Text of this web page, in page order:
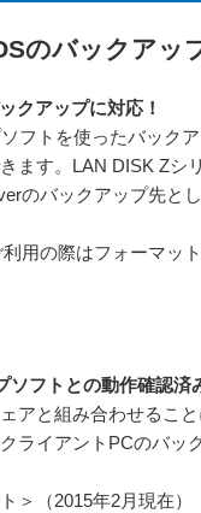
のバックアッ
クアップに対応！
フトを使ったバック
ます。LAN DISK Zシ
のバックアップ先と
用の際はフォーマッ
ソフトとの動作確認済
アと組み合わせるこ
ライアントPCのバッ
＞（2015年2月現在）